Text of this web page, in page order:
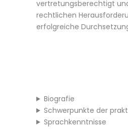
vertretungsberechtigt
rechtlichen
erfolgreiche
Biografie
Schwerpunkte der
Sprachkenntnisse